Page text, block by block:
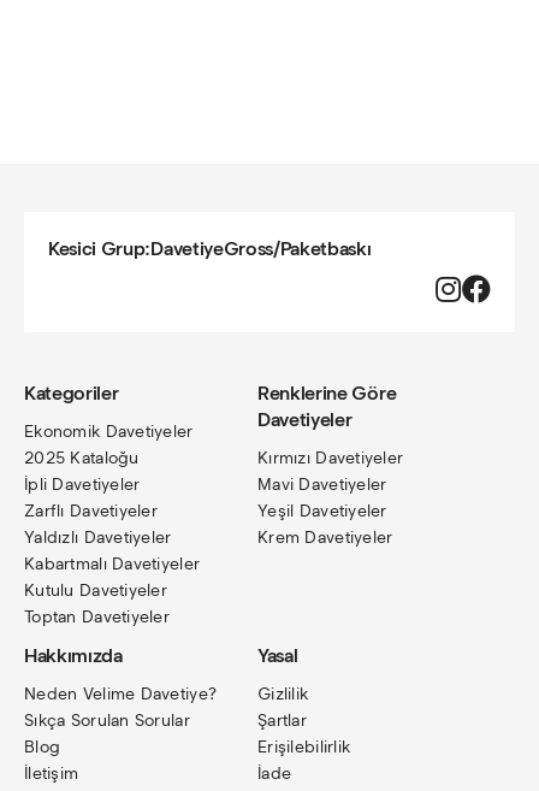
Kesici Grup:DavetiyeGross/Paketbaskı
Kategoriler
Ekonomik Davetiyeler
2025 Kataloğu
İpli Davetiyeler
Zarflı Davetiyeler
Yaldızlı Davetiyeler
Kabartmalı Davetiyeler
Kutulu Davetiyeler
Toptan Davetiyeler
Renklerine Göre
Davetiyeler
Kırmızı Davetiyeler
Mavi Davetiyeler
Yeşil Davetiyeler
Krem Davetiyeler
Hakkımızda
Neden Velime Davetiye?
Sıkça Sorulan Sorular
Blog
İletişim
Yasal
Gizlilik
Şartlar
Erişilebilirlik
İade